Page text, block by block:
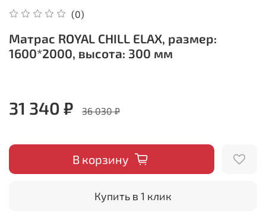
(0)
Матрас ROYAL CHILL ELAX, размер:
1600*2000, высота: 300 мм
31 340 ₽ 36 030 ₽
В корзину
Купить в 1 клик